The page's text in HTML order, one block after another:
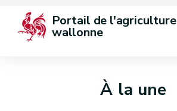
Portail de l'agriculture
wallonne
À la une